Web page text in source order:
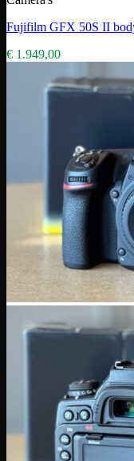
Fujifilm GFX 50S II
€ 1.949,00